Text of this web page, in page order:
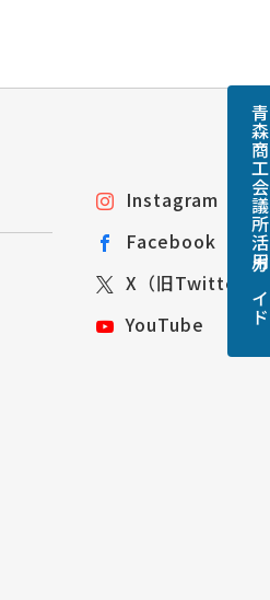
青森商工会議所活用ガイド
Instagram
Facebook
X（旧Twitter）
YouTube